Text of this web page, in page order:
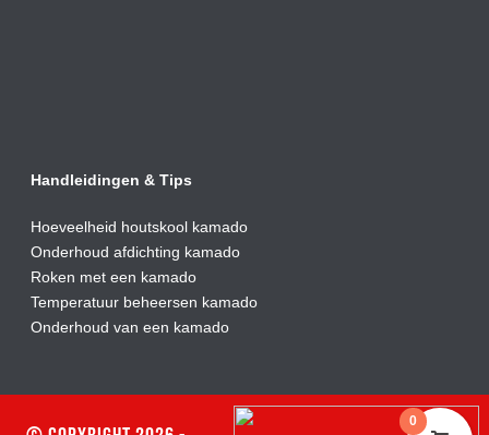
Handleidingen & Tips
Hoeveelheid houtskool kamado
Onderhoud afdichting kamado
Roken met een kamado
Temperatuur beheersen kamado
Onderhoud van een kamado
0